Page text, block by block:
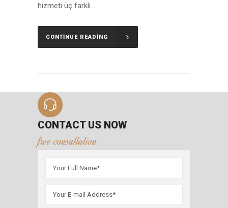
hizmeti üç farklı...
CONTINUE READING
CONTACT US NOW
free consultation